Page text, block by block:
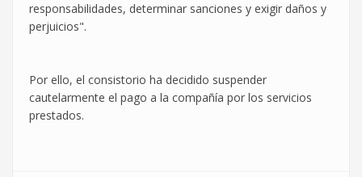
responsabilidades, determinar sanciones y exigir daños y
perjuicios".
Por ello, el consistorio ha decidido suspender
cautelarmente el pago a la compañía por los servicios
prestados.